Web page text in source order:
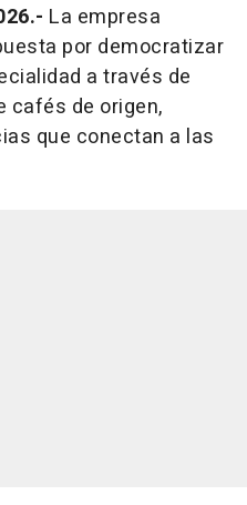
La empresa
por democratizar
a través de
cafés de origen,
que conectan a las